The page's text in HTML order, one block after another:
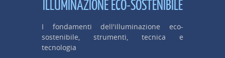
ILLUMINAZIONE ECO-SOSTENIBILE
I fondamenti dell'illuminazione eco-
sostenibile, strumenti, tecnica e
tecnologia